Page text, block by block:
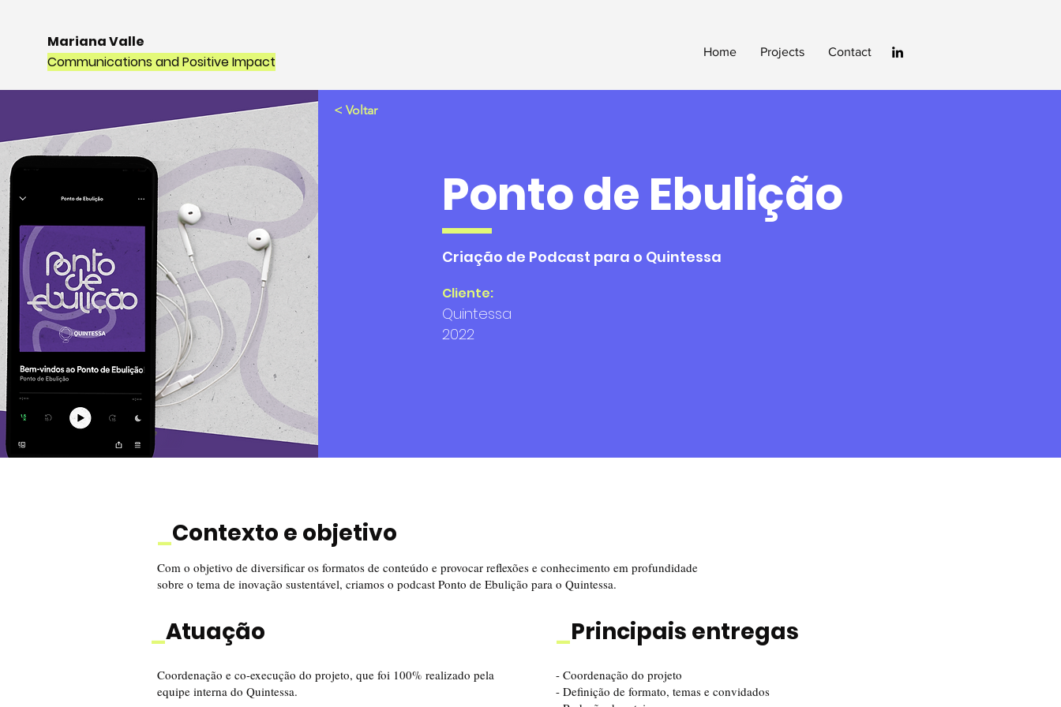
Mariana Valle
Communications and Positive Impact
Home Projects Contact
< Voltar
Ponto de Ebulição
Criação de Podcast para o Quintessa
2022
Quintessa
Cliente:
_Contexto e objetivo
Com o objetivo de diversificar os formatos de conteúdo e provocar reflexões e conhecimento em profundidade
sobre o tema de inovação sustentável, criamos o podcast Ponto de Ebulição para o Quintessa.
_Atuação
Coordenação e co-execução do projeto, que foi 100% realizado pela
equipe interna do Quintessa.
_Principais entregas
- Coordenação do projeto
- Definição de formato, temas e convidados